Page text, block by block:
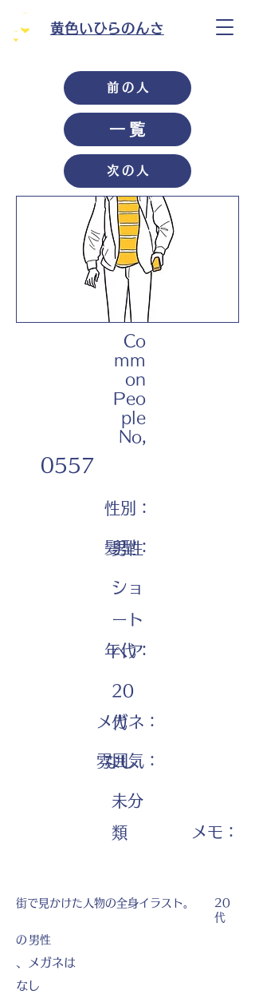
黄色いひらのんさ
前の人
一覧
次の人
Co
mm
on
Peo
ple
No,
0557
性別：
男性
髪型：
ショ
ート
ヘア
年代：
20
代
メガネ：
なし
雰囲気：
未分
類
​メモ：
街で見かけた人物の全身イラスト。
20
代
の 男性
、メガネは
なし